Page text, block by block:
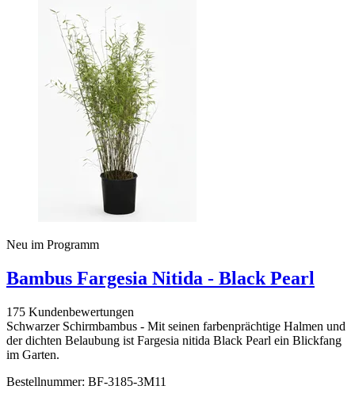
Neu im Programm
Bambus Fargesia Nitida - Black Pearl
175 Kundenbewertungen
Schwarzer Schirmbambus - Mit seinen farbenprächtige Halmen und
der dichten Belaubung ist Fargesia nitida Black Pearl ein Blickfang
im Garten.
Bestellnummer: BF-3185-3M11